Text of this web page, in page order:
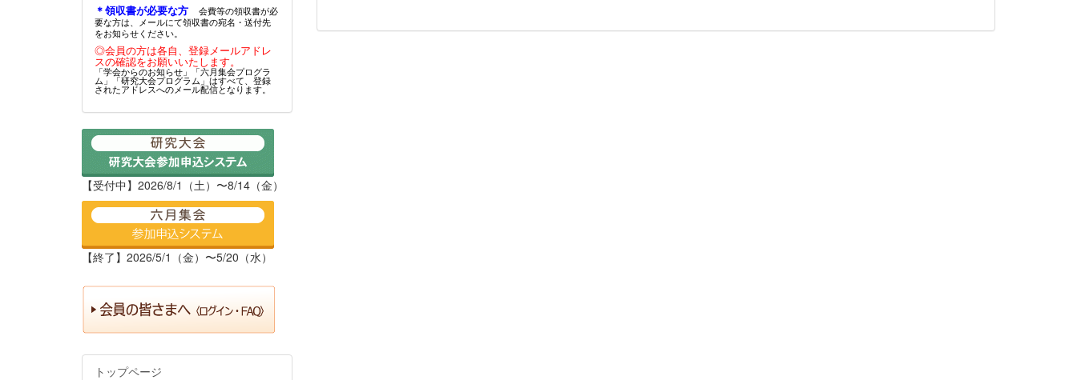
＊領収書が必要な方
会費等の領収書が必
要な方は、メールにて領収書の宛名・送付先
をお知らせください。
◎会員の方は各自、登録メールアドレ
スの確認をお願いいたします。
「学会からのお知らせ」「六月集会プログラ
ム」「研究大会プログラム」はすべて、登録
されたアドレスへのメール配信となります。
【受付中】2026/8/1（土）〜8/14（金）
【終了】2026/5/1（金）〜5/20（水）
トップページ